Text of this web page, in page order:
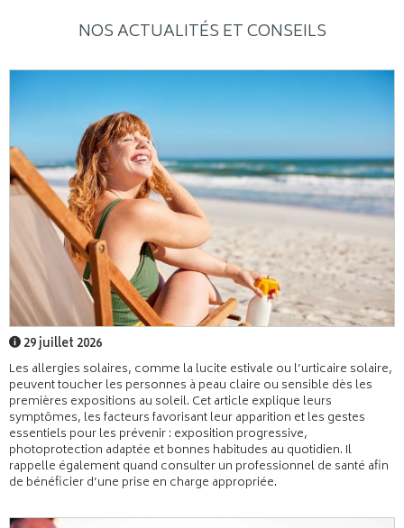
NOS ACTUALITÉS ET CONSEILS
29 juillet 2026
Les allergies solaires, comme la lucite estivale ou l’urticaire solaire,
peuvent toucher les personnes à peau claire ou sensible dès les
premières expositions au soleil. Cet article explique leurs
symptômes, les facteurs favorisant leur apparition et les gestes
essentiels pour les prévenir : exposition progressive,
photoprotection adaptée et bonnes habitudes au quotidien. Il
rappelle également quand consulter un professionnel de santé afin
de bénéficier d’une prise en charge appropriée.